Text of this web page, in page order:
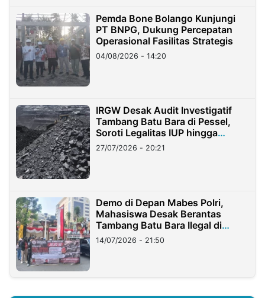
Pemda Bone Bolango Kunjungi
PT BNPG, Dukung Percepatan
Operasional Fasilitas Strategis
04/08/2026 - 14:20
IRGW Desak Audit Investigatif
Tambang Batu Bara di Pessel,
Soroti Legalitas IUP hingga
Stockpile
27/07/2026 - 20:21
Demo di Depan Mabes Polri,
Mahasiswa Desak Berantas
Tambang Batu Bara Ilegal di
Lampung
14/07/2026 - 21:50